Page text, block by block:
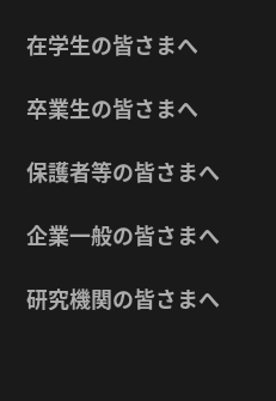
在学生の皆さまへ
卒業生の皆さまへ
保護者等の皆さまへ
企業一般の皆さまへ
研究機関の皆さまへ